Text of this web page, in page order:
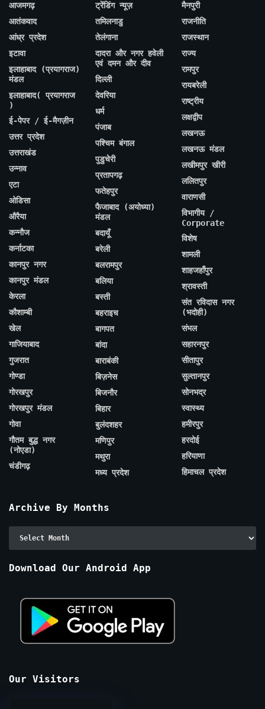
आजमगढ़
आतंकवाद
आंध्र प्रदेश
इटावा
इलाहाबाद (प्रयागराज)
मंडल
इलाहाबाद( प्रयागराज
)
ई-पेपर / ई-मैगज़ीन
उत्तर प्रदेश
उत्तराखंड
उन्नाव
एटा
ओडिसा
औरैया
कन्नौज
कर्नाटका
कानपुर नगर
कानपुर मंडल
केरला
कौशाम्बी
खेल
गाजियाबाद
गुजरात
गोण्डा
गोरखपुर
गोरखपुर मंडल
गोवा
गौतम बुद्ध नगर
(नोएडा)
चंडीगढ़
ट्रेंडिंग न्यूज़
तमिलनाडु
तेलंगाना
दादरा और नगर हवेली
एवं दमन और दीव
दिल्ली
देवरिया
धर्म
पंजाब
पश्चिम बंगाल
पुडुचेरी
प्रतापगढ़
फतेहपुर
फैजाबाद (अयोध्या)
मंडल
बदायूँ
बरेली
बलरामपुर
बलिया
बस्ती
बहराइच
बागपत
बांदा
बाराबंकी
बिज़नेस
बिजनौर
बिहार
बुलंदशहर
मणिपुर
मथुरा
मध्य प्रदेश
मैनपुरी
राजनीति
राजस्थान
राज्य
रामपुर
रायबरेली
राष्ट्रीय
लक्षद्वीप
लखनऊ
लखनऊ मंडल
लखीमपुर खीरी
ललितपुर
वाराणसी
विभागीय /
Corporate
विशेष
शामली
शाहजहाँपुर
श्रावस्ती
संत रविदास नगर
(भदोही)
संभल
सहारनपुर
सीतापुर
सुल्तानपुर
सोनभद्र
स्वास्थ्य
हमीरपुर
हरदोई
हरियाणा
हिमाचल प्रदेश
Archive By Months
Archive
Download Our Android App
Our Visitors